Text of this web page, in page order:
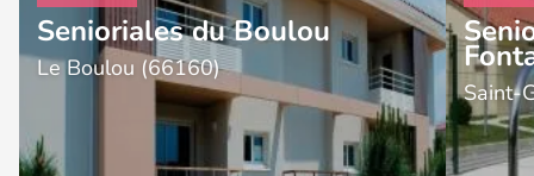
Senioriales du Boulou
Le Boulou (66160)
Saint-